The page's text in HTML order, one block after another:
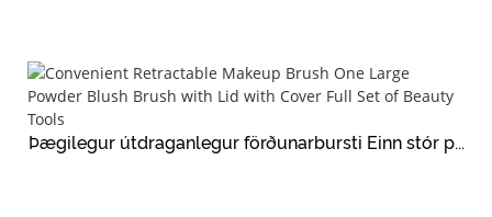
Þægilegur útdraganlegur förðunarbursti Einn stór p...